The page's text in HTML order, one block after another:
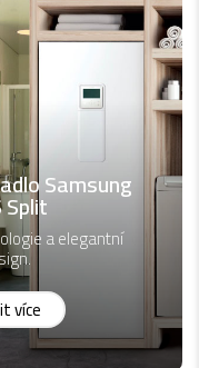
Samsung
Split
a elegantní
více